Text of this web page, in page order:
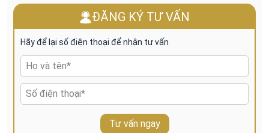
ĐĂNG KÝ TƯ VẤN
Hãy để lại số điện thoại để nhận tư vấn
Tư vấn ngay